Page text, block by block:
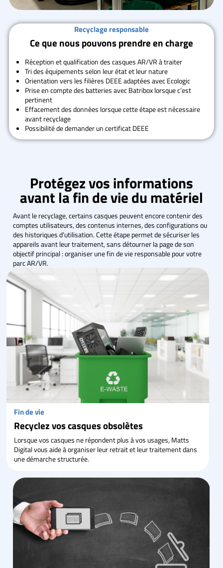
Recyclage responsable
Ce que nous pouvons prendre en charge
Réception et qualification des casques AR/VR à traiter
Tri des équipements selon leur état et leur nature
Orientation vers les filières DEEE adaptées avec Ecologic
Prise en compte des batteries avec Batribox lorsque c’est
pertinent
Effacement des données lorsque cette étape est nécessaire
avant recyclage
Possibilité de demander un certificat DEEE
Protégez vos informations
avant la fin de vie du matériel
Avant le recyclage, certains casques peuvent encore contenir des
comptes utilisateurs, des contenus internes, des configurations ou
des historiques d’utilisation. Cette étape permet de sécuriser les
appareils avant leur traitement, sans détourner la page de son
objectif principal : organiser une fin de vie responsable pour votre
parc AR/VR.
Fin de vie
Recyclez vos casques obsolètes
Lorsque vos casques ne répondent plus à vos usages, Matts
Digital vous aide à organiser leur retrait et leur traitement dans
une démarche structurée.